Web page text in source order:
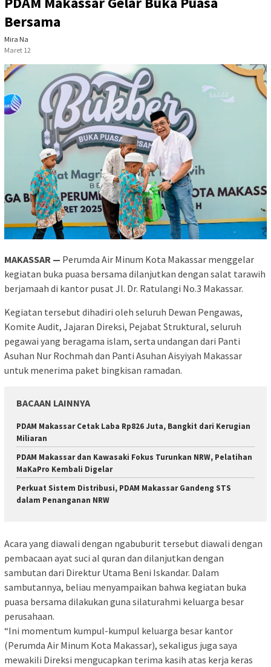
Bersama
Mira Na
Maret 12
MAKASSAR — Perumda Air Minum Kota Makassar menggelar
kegiatan buka puasa bersama dilanjutkan dengan salat tarawih
berjamaah di kantor pusat Jl. Dr. Ratulangi No.3 Makassar.
Kegiatan tersebut dihadiri oleh seluruh Dewan Pengawas,
Komite Audit, Jajaran Direksi, Pejabat Struktural, seluruh
pegawai yang beragama islam, serta undangan dari Panti
Asuhan Nur Rochmah dan Panti Asuhan Aisyiyah Makassar
untuk menerima paket bingkisan ramadan.
BACAAN LAINNYA
PDAM Makassar Cetak Laba Rp826 Juta, Bangkit dari Kerugian
Miliaran
PDAM Makassar dan Kawasaki Fokus Turunkan NRW, Pelatihan
MaKaPro Kembali Digelar
Perkuat Sistem Distribusi, PDAM Makassar Gandeng STS
dalam Penanganan NRW
Acara yang diawali dengan ngabuburit tersebut diawali dengan
pembacaan ayat suci al quran dan dilanjutkan dengan
sambutan dari Direktur Utama Beni Iskandar. Dalam
sambutannya, beliau menyampaikan bahwa kegiatan buka
puasa bersama dilakukan guna silaturahmi keluarga besar
perusahaan.
“Ini momentum kumpul-kumpul keluarga besar kantor
(Perumda Air Minum Kota Makassar), sekaligus juga saya
mewakili Direksi mengucapkan terima kasih atas kerja keras